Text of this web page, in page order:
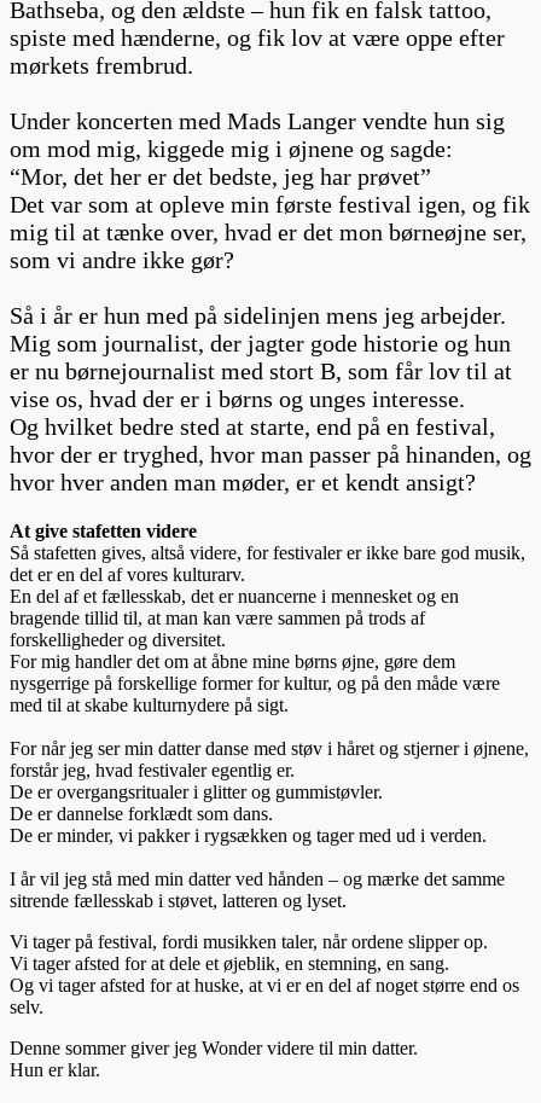
Bathseba, og den ældste – hun fik en falsk tattoo,
spiste med hænderne, og fik lov at være oppe efter
mørkets frembrud.
Under koncerten med Mads Langer vendte hun sig
om mod mig, kiggede mig i øjnene og sagde:
“Mor, det her er det bedste, jeg har prøvet”
Det var som at opleve min første festival igen, og fik
mig til at tænke over, hvad er det mon børneøjne ser,
som vi andre ikke gør?
Så i år er hun med på sidelinjen mens jeg arbejder.
Mig som journalist, der jagter gode historie og hun
er nu børnejournalist med stort B, som får lov til at
vise os, hvad der er i børns og unges interesse.
Og hvilket bedre sted at starte, end på en festival,
hvor der er tryghed, hvor man passer på hinanden, og
hvor hver anden man møder, er et kendt ansigt?
At give stafetten videre
Så stafetten gives, altså videre, for festivaler er ikke bare god musik,
det er en del af vores kulturarv.
En del af et fællesskab, det er nuancerne i mennesket og en
bragende tillid til, at man kan være sammen på trods af
forskelligheder og diversitet.
For mig handler det om at åbne mine børns øjne, gøre dem
nysgerrige på forskellige former for kultur, og på den måde være
med til at skabe kulturnydere på sigt.
For når jeg ser min datter danse med støv i håret og stjerner i øjnene,
forstår jeg, hvad festivaler egentlig er.
De er overgangsritualer i glitter og gummistøvler.
De er dannelse forklædt som dans.
De er minder, vi pakker i rygsækken og tager med ud i verden.
I år vil jeg stå med min datter ved hånden – og mærke det samme
sitrende fællesskab i støvet, latteren og lyset.
Vi tager på festival, fordi musikken taler, når ordene slipper op.
Vi tager afsted for at dele et øjeblik, en stemning, en sang.
Og vi tager afsted for at huske, at vi er en del af noget større end os
selv.
Denne sommer giver jeg Wonder videre til min datter.
Hun er klar.